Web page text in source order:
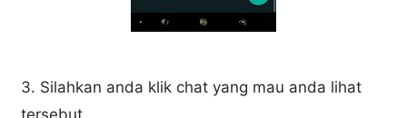
3. Silahkan anda klik chat yang mau anda lihat
tersebut